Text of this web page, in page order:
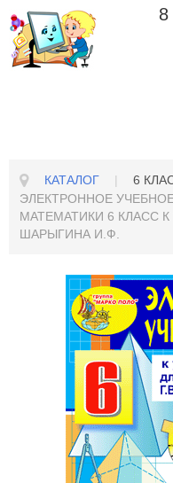
8
КАТАЛОГ | 6
ЭЛЕКТРОННОЕ
МАТЕМАТИКИ 6 КЛАСС К
ШАРЫГИНА И.Ф.